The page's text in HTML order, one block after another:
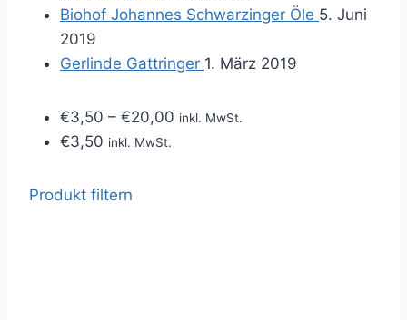
Biohof Johannes Schwarzinger Öle 5. Juni
2019
Gerlinde Gattringer 1. März 2019
€3,50 – €20,00 inkl. MwSt.
€3,50 inkl. MwSt.
Produkt filtern